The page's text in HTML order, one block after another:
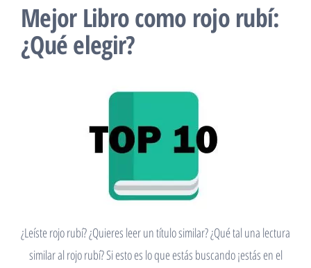
Mejor Libro como rojo rubí:
¿Qué elegir?
¿Leíste rojo rubí? ¿Quieres leer un título similar? ¿Qué tal una lectura
similar al rojo rubí? Si esto es lo que estás buscando ¡estás en el